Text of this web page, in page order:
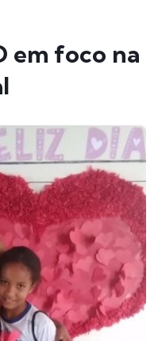
em foco na